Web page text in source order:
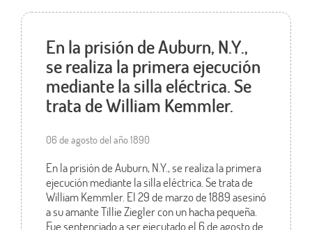
En la prisión de Auburn, N.Y.,
se realiza la primera ejecución
mediante la silla eléctrica. Se
trata de William Kemmler.
06 de agosto del año 1890
En la prisión de Auburn, N.Y., se realiza la primera
ejecución mediante la silla eléctrica. Se trata de
William Kemmler. El 29 de marzo de 1889 asesinó
a su amante Tillie Ziegler con un hacha pequeña.
Fue sentenciado a ser ejecutado el 6 de agosto de